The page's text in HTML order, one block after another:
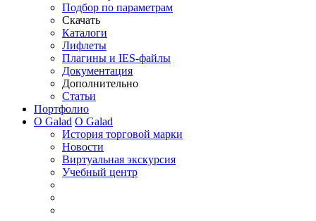
Подбор по параметрам
Скачать
Каталоги
Лифлеты
Плагины и IES-файлы
Документация
Дополнительно
Статьи
Портфолио
О Galad О Galad
История торговой марки
Новости
Виртуальная экскурсия
Учебный центр